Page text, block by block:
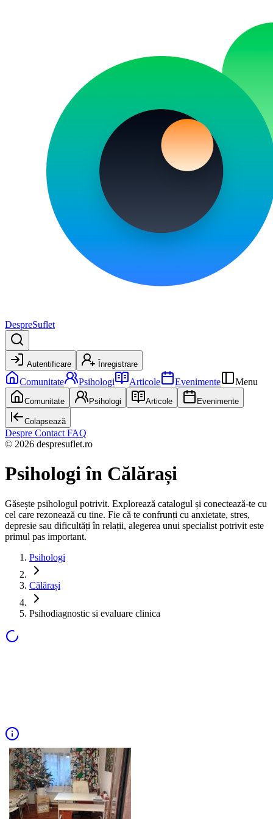
DespreSuflet
Autentificare Înregistrare
Comunitate Psihologi Articole Evenimente Menu
Comunitate Psihologi Articole Evenimente
Colapsează
Despre Contact FAQ
© 2026 despresuflet.ro
Psihologiîn Călărași
Găsește psihologul potrivit. Explorează catalogul și conectează-te cu
cel care rezonează cu tine. Fie că te confrunți cu anxietate, stres,
depresie sau dificultăți în relații, alegerea unui specialist potrivit este
primul pas important.
Psihologi
Călărași
Psihodiagnostic si evaluare clinica